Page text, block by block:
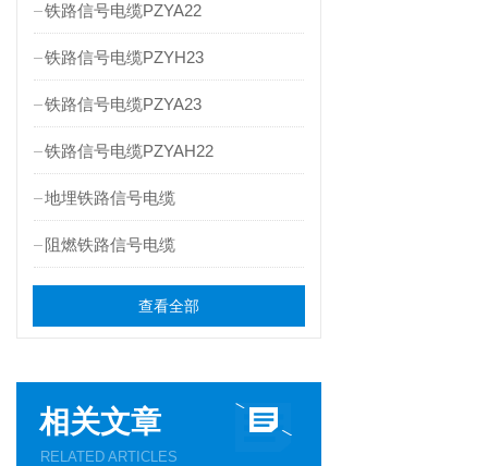
铁路信号电缆PZYA22
铁路信号电缆PZYH23
铁路信号电缆PZYA23
铁路信号电缆PZYAH22
地埋铁路信号电缆
阻燃铁路信号电缆
查看全部
相关文章
RELATED ARTICLES